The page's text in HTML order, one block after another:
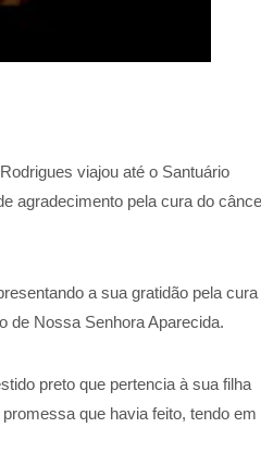
viajou até o Santuário
agradecimento pela cura do
a sua gratidão pela cura
de Nossa Senhora Aparecida.
preto que pertencia à sua filha
que havia feito, tendo em